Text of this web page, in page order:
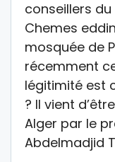
conseillers
Chemes
mosquée de
récemment
légitimité est
? Il vient
Alger par le
Abdelmadjid